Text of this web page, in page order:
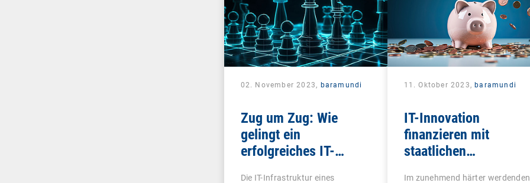
02. November 2023, baramundi
Zug um Zug: Wie
gelingt ein
erfolgreiches IT-
Die IT-Infrastruktur eines
11. Oktober 2023,baramundi
IT-Innovation
finanzieren mit
staatlichen
Im zunehmend härter werdenden